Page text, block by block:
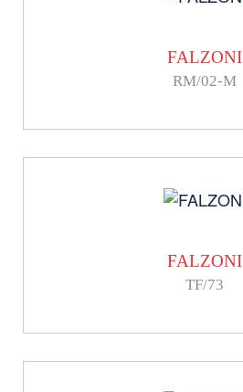
FALZONI
RM/02-M
FALZONI
TF/73